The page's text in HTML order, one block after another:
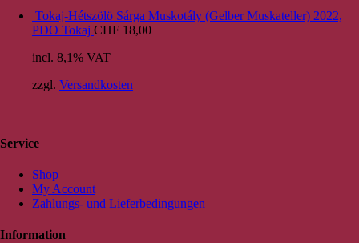
Tokaj-Hétszölö Sárga Muskotály (Gelber Muskateller) 2022,
PDO Tokaj CHF 18,00
incl. 8,1% VAT
zzgl. Versandkosten
Service
Shop
My Account
Zahlungs- und Lieferbedingungen
Information